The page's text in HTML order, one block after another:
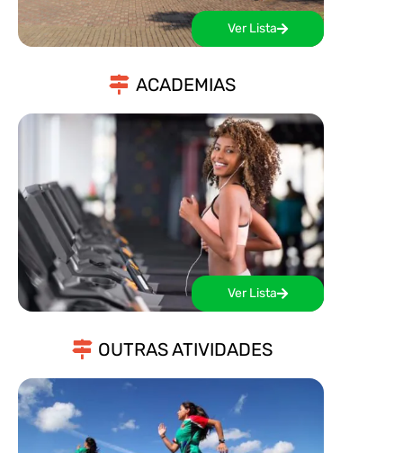
Ver Lista
ACADEMIAS
Ver Lista
OUTRAS ATIVIDADES